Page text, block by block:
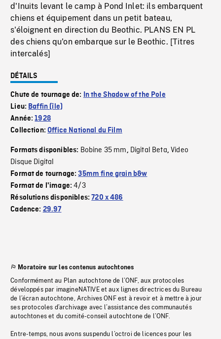
d'Inuits levant le camp à Pond Inlet: ils embarquent
chiens et équipement dans un petit bateau,
s'éloignent en direction du Beothic. PLANS EN PL
des chiens qu'on embarque sur le Beothic. [Titres
intercalés]
DÉTAILS
Chute de tournage de:
In the Shadow of the Pole
Lieu: Baffin (île)
Année:1928
Collection:Office National du Film
Formats disponibles: Bobine 35 mm, Digital Beta,Video
Disque Digital
Format de tournage:35mm fine grain b&w
Format de l'image:4/3
Résolutions disponibles:720 x 486
Cadence: 29.97
Moratoire sur les contenus autochtones
Conformément au Plan autochtone de l’ONF, aux protocoles
développés par imagineNATIVE et aux lignes directrices du Bureau
de l’écran autochtone, Archives ONF est à revoir et à mettre à jour
ses protocoles d’archivage avec l’assistance des communautés
autochtones et du comité-conseil autochtone de l’ONF.
Entre-temps, nous avons suspendu l’octroi de licences pour les